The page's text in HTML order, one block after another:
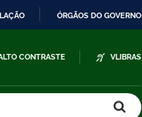
ÓRGÃOS DO GOVERNO
CONTRASTE VLIBRAS